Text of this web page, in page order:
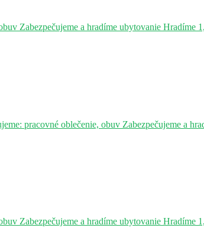
Zabezpečujeme a hradíme ubytovanie Hradíme
pracovné oblečenie, obuv Zabezpečujeme a
Zabezpečujeme a hradíme ubytovanie Hradíme